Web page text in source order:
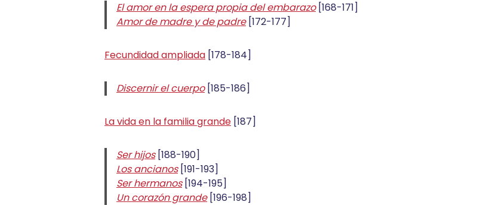
El amor en la espera propia del embarazo[168-171]
Amor de madre y de padre[172-177]
Fecundidad ampliada [178-184]
Discernir el cuerpo[185-186]
La vida en la familia grande [187]
Ser hijos[188-190]
Los ancianos[191-193]
Ser hermanos[194-195]
Un corazón grande[196-198]